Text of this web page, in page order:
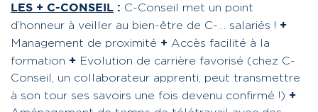
LES + C-CONSEIL : C-Conseil met un point
d’honneur à veiller au bien-être de C-… salariés ! +
Management de proximité + Accès facilité à la
formation + Evolution de carrière favorisé (chez C-
Conseil, un collaborateur apprenti, peut transmettre
à son tour ses savoirs une fois devenu confirmé !) +